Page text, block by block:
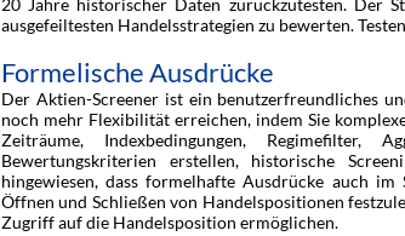
20 Jahre historischer Daten zurückzutesten. Der
ausgefeiltesten Handelsstrategien zu bewerten.
Formelische Ausdrücke
Der Aktien-Screener ist ein benutzerfreundliches
noch mehr Flexibilität erreichen, indem Sie
Zeiträume, Indexbedingungen, Regimefilter,
Bewertungskriterien erstellen, historische
hingewiesen, dass formelhafte Ausdrücke auch
Öffnen und Schließen von Handelspositionen
Zugriff auf die Handelsposition ermöglichen.